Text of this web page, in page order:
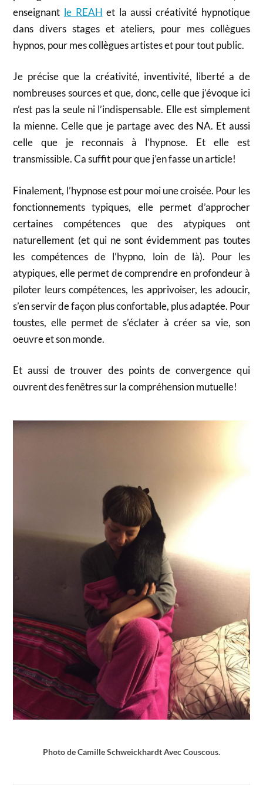
enseignant le REAH et la aussi créativité hypnotique
dans divers stages et ateliers, pour mes collègues
hypnos, pour mes collègues artistes et pour tout public.
Je précise que la créativité, inventivité, liberté a de
nombreuses sources et que, donc, celle que j’évoque ici
n’est pas la seule ni l’indispensable. Elle est simplement
la mienne. Celle que je partage avec des NA. Et aussi
celle que je reconnais à l’hypnose. Et elle est
transmissible. Ca suffit pour que j’en fasse un article!
Finalement, l’hypnose est pour moi une croisée. Pour les
fonctionnements typiques, elle permet d’approcher
certaines compétences que des atypiques ont
naturellement (et qui ne sont évidemment pas toutes
les compétences de l’hypno, loin de là). Pour les
atypiques, elle permet de comprendre en profondeur à
piloter leurs compétences, les apprivoiser, les adoucir,
s’en servir de façon plus confortable, plus adaptée. Pour
toustes, elle permet de s’éclater à créer sa vie, son
oeuvre et son monde.
Et aussi de trouver des points de convergence qui
ouvrent des fenêtres sur la compréhension mutuelle!
Photo de Camille Schweickhardt Avec Couscous.